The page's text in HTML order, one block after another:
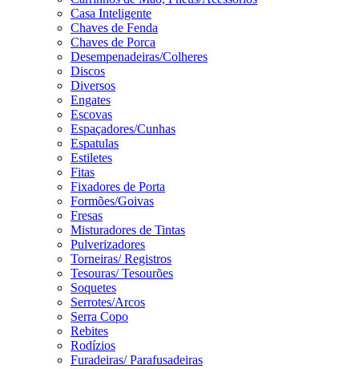
Casa Inteligente
Chaves de Fenda
Chaves de Porca
Desempenadeiras/Colheres
Discos
Diversos
Engates
Escovas
Espaçadores/Cunhas
Espatulas
Estiletes
Fitas
Fixadores de Porta
Formões/Goivas
Fresas
Misturadores de Tintas
Pulverizadores
Torneiras/ Registros
Tesouras/ Tesourões
Soquetes
Serrotes/Arcos
Serra Copo
Rebites
Rodízios
Furadeiras/ Parafusadeiras